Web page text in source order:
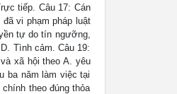
tiếp. Câu 17: Cán
vi phạm pháp luật
tự do tín ngưỡng,
Tình cảm. Câu 19:
xã hội theo A. yêu
ba năm làm việc tại
theo đúng thỏa